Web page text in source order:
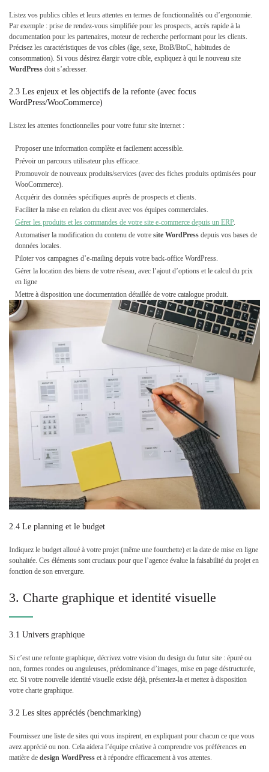
Listez vos publics cibles et leurs attentes en termes de fonctionnalités ou d’ergonomie.
Par exemple : prise de rendez-vous simplifiée pour les prospects, accès rapide à la
documentation pour les partenaires, moteur de recherche performant pour les clients.
Précisez les caractéristiques de vos cibles (âge, sexe, BtoB/BtoC, habitudes de
consommation). Si vous désirez élargir votre cible, expliquez à qui le nouveau site
WordPress doit s’adresser.
2.3 Les enjeux et les objectifs de la refonte (avec focus
WordPress/WooCommerce)
Listez les attentes fonctionnelles pour votre futur site internet :
Proposer une information complète et facilement accessible.
Prévoir un parcours utilisateur plus efficace.
Promouvoir de nouveaux produits/services (avec des fiches produits optimisées pour
WooCommerce).
Acquérir des données spécifiques auprès de prospects et clients.
Faciliter la mise en relation du client avec vos équipes commerciales.
Gérer les produits et les commandes de votre site e-commerce depuis un ERP.
Automatiser la modification du contenu de votre site WordPress depuis vos bases de
données locales.
Piloter vos campagnes d’e-mailing depuis votre back-office WordPress.
Gérer la location des biens de votre réseau, avec l’ajout d’options et le calcul du prix
en ligne
Mettre à disposition une documentation détaillée de votre catalogue produit.
2.4 Le planning et le budget
Indiquez le budget alloué à votre projet (même une fourchette) et la date de mise en ligne
souhaitée. Ces éléments sont cruciaux pour que l’agence évalue la faisabilité du projet en
fonction de son envergure.
3. Charte graphique et identité visuelle
3.1 Univers graphique
Si c’est une refonte graphique, décrivez votre vision du design du futur site : épuré ou
non, formes rondes ou anguleuses, prédominance d’images, mise en page déstructurée,
etc. Si votre nouvelle identité visuelle existe déjà, présentez-la et mettez à disposition
votre charte graphique.
3.2 Les sites appréciés (benchmarking)
Fournissez une liste de sites qui vous inspirent, en expliquant pour chacun ce que vous
avez apprécié ou non. Cela aidera l’équipe créative à comprendre vos préférences en
matière de design WordPress et à répondre efficacement à vos attentes.